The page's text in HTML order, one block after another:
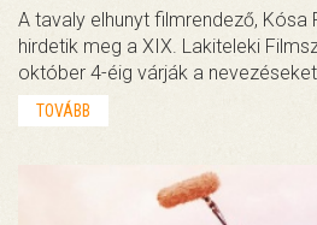
A tavaly elhunyt filmrendező, Kósa
hirdetik meg a XIX. Lakiteleki
október 4-éig várják a
TOVÁBB